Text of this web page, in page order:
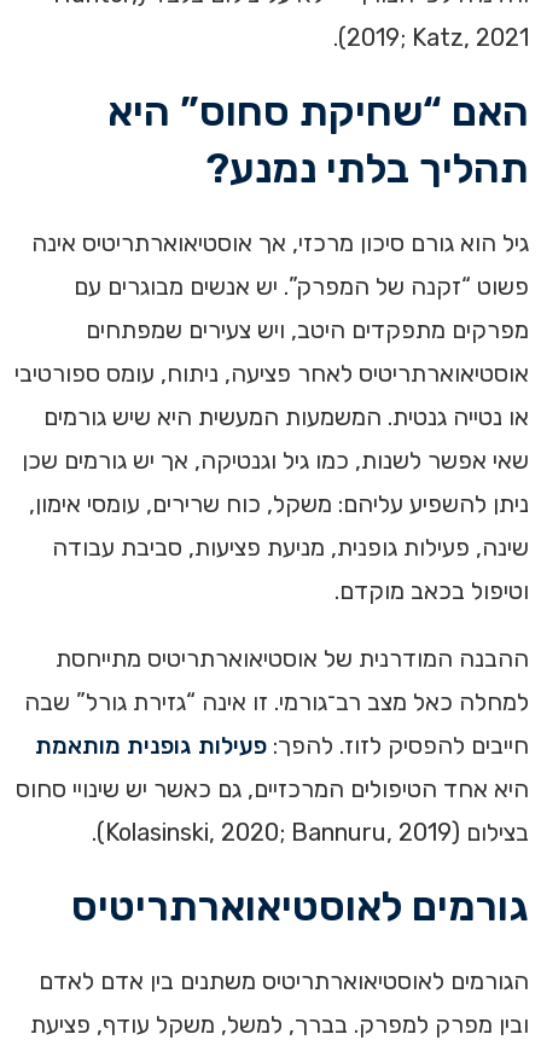
2019; Katz, 2021).
האם “שחיקת סחוס” היא
תהליך בלתי נמנע?
גיל הוא גורם סיכון מרכזי, אך אוסטיאוארתריטיס אינה
פשוט “זקנה של המפרק”. יש אנשים מבוגרים עם
מפרקים מתפקדים היטב, ויש צעירים שמפתחים
אוסטיאוארתריטיס לאחר פציעה, ניתוח, עומס ספורטיבי
או נטייה גנטית. המשמעות המעשית היא שיש גורמים
שאי אפשר לשנות, כמו גיל וגנטיקה, אך יש גורמים שכן
ניתן להשפיע עליהם: משקל, כוח שרירים, עומסי אימון,
שינה, פעילות גופנית, מניעת פציעות, סביבת עבודה
וטיפול בכאב מוקדם.
ההבנה המודרנית של אוסטיאוארתריטיס מתייחסת
למחלה כאל מצב רב־גורמי. זו אינה “גזירת גורל” שבה
חייבים להפסיק לזוז. להפך: פעילות גופנית מותאמת
היא אחד הטיפולים המרכזיים, גם כאשר יש שינויי סחוס
בצילום (Kolasinski, 2020; Bannuru, 2019).
גורמים לאוסטיאוארתריטיס
הגורמים לאוסטיאוארתריטיס משתנים בין אדם לאדם
ובין מפרק למפרק. בברך, למשל, משקל עודף, פציעת